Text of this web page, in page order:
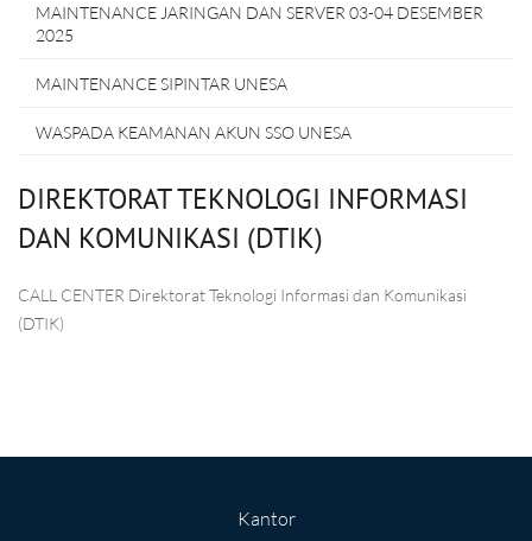
MAINTENANCE JARINGAN DAN SERVER 03-04 DESEMBER
2025
MAINTENANCE SIPINTAR UNESA
WASPADA KEAMANAN AKUN SSO UNESA
DIREKTORAT TEKNOLOGI INFORMASI
DAN KOMUNIKASI (DTIK)
CALL CENTER Direktorat Teknologi Informasi dan Komunikasi
(DTIK)
Kantor